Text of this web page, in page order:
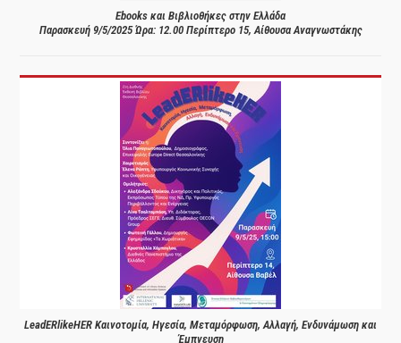
Ebooks και Βιβλιοθήκες στην Ελλάδα
Παρασκευή 9/5/2025 Ώρα: 12.00 Περίπτερο 15, Αίθουσα Αναγνωστάκης
LeadERlikeHER Καινοτομία, Ηγεσία, Μεταμόρφωση, Αλλαγή, Ενδυνάμωση και
Έμπνευση